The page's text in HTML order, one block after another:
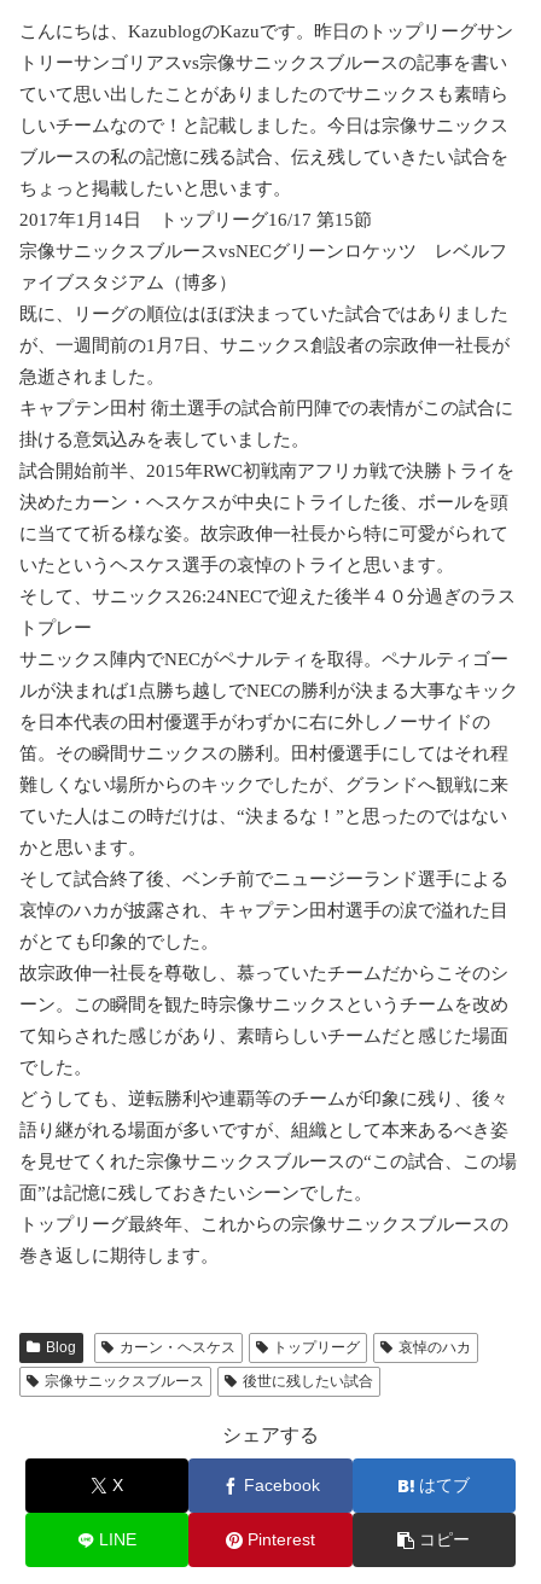
こんにちは、 KazublogのKazuです。昨日のトップリーグサン
トリーサンゴリアスvs宗像サニックスブルースの記事を書い
ていて思い出したことがありましたのでサニックスも素晴ら
しいチームなので！と記載しました。今日は宗像サニックス
ブルースの私の記憶に残る試合、伝え残していきたい試合を
ちょっと掲載したいと思います。
2017年1月 14日 トップリーグ16/17 第15節
宗像サニックスブルースvsNECグリーンロケッツ レベルフ
ァイブスタジアム（博多）
既に、リーグの順位はほぼ決まっていた試合ではありました
が、一週間前の1月 7 日、サニックス創設者の宗政伸一社長が
急逝されました。
キャプテン田村 衛土選手の試合前円陣での表情がこの試合に
掛ける意気込みを表していました。
試合開始前半、 2015年RWC初戦南アフリカ戦で決勝トライを
決めたカーン・ヘスケスが中央にトライした後、ボールを頭
に当てて祈る様な姿。故宗政伸一社長から特に可愛がられて
いたというヘスケス選手の哀悼のトライと思います。
そして、サニックス26:24NECで迎えた後半４０分過ぎのラス
トプレー
サニックス陣内でNECがペナルティを取得。ペナルティゴー
ルが決まれば1点勝ち越しでNECの勝利が決まる大事なキック
を日本代表の田村優選手がわずかに右に外しノーサイドの
笛。その瞬間サニックスの勝利。田村優選手にしてはそれ程
難しくない場所からのキックでしたが、グランドへ観戦に来
ていた人はこの時だけは、 “決まるな！ ”と思ったのではない
かと思います。
そして試合終了後、ベンチ前でニュージーランド選手による
哀悼のハカが披露され、キャプテン田村選手の涙で溢れた目
がとても印象的でした。
故宗政伸一社長を尊敬し、慕っていたチームだからこそのシ
ーン。この瞬間を観た時宗像サニックスというチームを改め
て知らされた感じがあり、素晴らしいチームだと感じた場面
でした。
どうしても、逆転勝利や連覇等のチームが印象に残り、後々
語り継がれる場面が多いですが、組織として本来あるべき姿
を見せてくれた宗像サニックスブルースの“この試合、この場
面”は記憶に残しておきたいシーンでした。
トップリーグ最終年、これからの宗像サニックスブルースの
巻き返しに期待します。
Blog カーン・ヘスケス トップリーグ
哀悼のハカ
宗像サニックスブルース
後世に残したい試合
シェアする
X Facebook はてブ
LINE Pinterest コピー